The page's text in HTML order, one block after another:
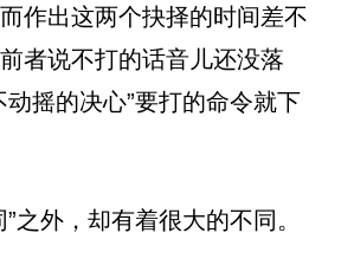
作出这两个抉择的时间差不
者说不打的话音儿还没落
动摇的决心”要打的命令就下
之外，却有着很大的不同。